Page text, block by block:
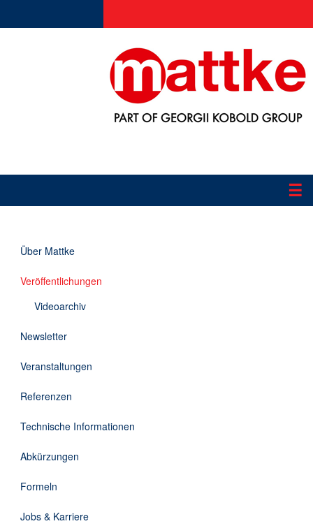
☰
Applikationen
Informationen
EN
DE
Über Mattke
Veröffentlichungen
Videoarchiv
Newsletter
Veranstaltungen
Referenzen
Technische Informationen
Abkürzungen
Formeln
Jobs & Karriere